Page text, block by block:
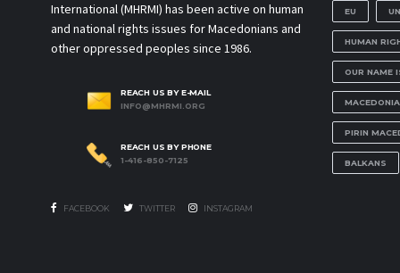
International (MHRMI) has been active on human
and national rights issues for Macedonians and
other oppressed peoples since 1986.
REACH US BY E-MAIL
INFO@MHRMI.ORG
REACH US BY PHONE
1-416-850-7125
FACEBOOK TWITTER INSTAGRAM
EU
HUMAN
OUR NAME
PIRIN
BALKANS